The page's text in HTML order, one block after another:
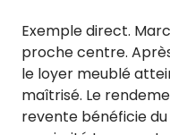
Exemple direct.
proche centre.
le loyer meublé
maîtrisé. Le
revente bénéficie